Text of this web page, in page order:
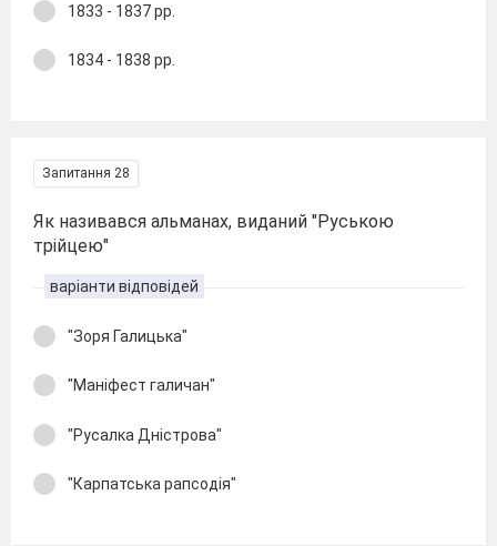
1833 - 1837 рр.
1834 - 1838 рр.
Запитання 28
Як називався альманах, виданий "Руською
трійцею"
варіанти відповідей
"Зоря Галицька"
"Маніфест галичан"
"Русалка Дністрова"
"Карпатська рапсодія"